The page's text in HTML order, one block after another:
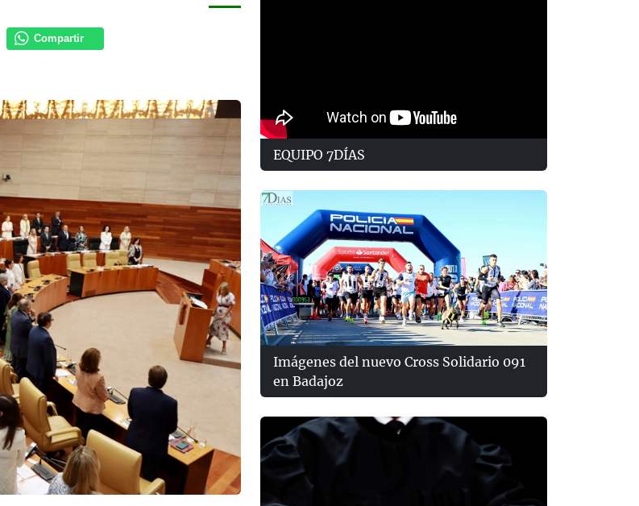
Compartir
EQUIPO 7DÍAS
Imágenes del nuevo Cross Solidario 091
en Badajoz